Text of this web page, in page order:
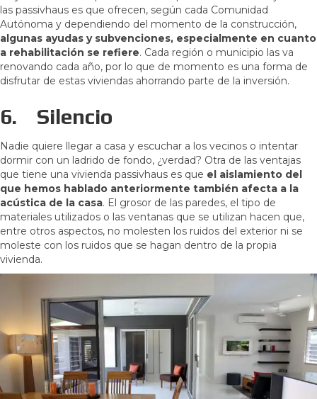
las passivhaus es que ofrecen, según cada Comunidad
Autónoma y dependiendo del momento de la construcción,
algunas ayudas y subvenciones, especialmente en cuanto
a rehabilitación se refiere. Cada región o municipio las va
renovando cada año, por lo que de momento es una forma de
disfrutar de estas viviendas ahorrando parte de la inversión.
6. Silencio
Nadie quiere llegar a casa y escuchar a los vecinos o intentar
dormir con un ladrido de fondo, ¿verdad? Otra de las ventajas
que tiene una vivienda passivhaus es que el aislamiento del
que hemos hablado anteriormente también afecta a la
acústica de la casa. El grosor de las paredes, el tipo de
materiales utilizados o las ventanas que se utilizan hacen que,
entre otros aspectos, no molesten los ruidos del exterior ni se
moleste con los ruidos que se hagan dentro de la propia
vivienda.